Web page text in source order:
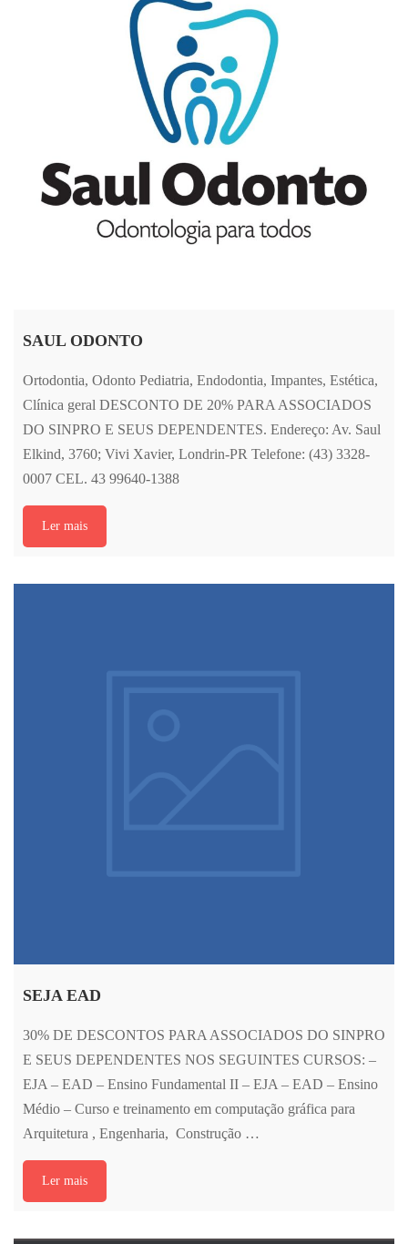
SAUL ODONTO
Ortodontia, Odonto Pediatria, Endodontia, Impantes, Estética,
Clínica geral DESCONTO DE 20% PARA ASSOCIADOS
DO SINPRO E SEUS DEPENDENTES. Endereço: Av. Saul
Elkind, 3760; Vivi Xavier, Londrin-PR Telefone: (43) 3328-
0007 CEL. 43 99640-1388
Ler mais
SEJA EAD
30% DE DESCONTOS PARA ASSOCIADOS DO SINPRO
E SEUS DEPENDENTES NOS SEGUINTES CURSOS: –
EJA – EAD – Ensino Fundamental II – EJA – EAD – Ensino
Médio – Curso e treinamento em computação gráfica para
Arquitetura , Engenharia, Construção …
Ler mais